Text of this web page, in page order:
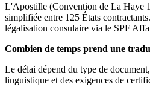
L'Apostille (Convention de La Haye
simplifiée entre 125 États
légalisation consulaire via le SPF
Combien de temps prend une
Le délai dépend du type de
linguistique et des exigences de